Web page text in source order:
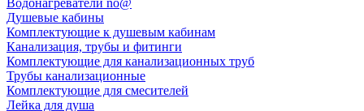
Водонагреватели no@
Душевые кабины
Комплектующие к душевым кабинам
Канализация, трубы и фитинги
Комплектующие для канализационных труб
Трубы канализационные
Комплектующие для смесителей
Лейка для душа